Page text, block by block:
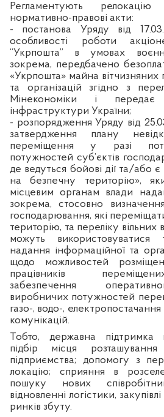
Регламентують релокацію
нормативно-правові акти:
- постанова Уряду від
особливості роботи
“Укрпошта” в умовах
зокрема, передбачено
«Укрпошта» майна вітчизняних
та організацій згідно з
Мінекономіки і передає
інфраструктури України;
- розпорядження Уряду від
затвердження плану
переміщення у разі
потужностей суб’єктів
де ведуться бойові дії та/або
на безпечну територію»,
місцевим органам влади
зокрема, стосовно
господарювання, які
територію, та переліку
можуть використовуватися
надання інформаційної та
щодо можливостей
працівників
забезпечення
виробничих потужностей
газо-, водо-,
комунікацій.
Тобто, державна підтримка
підбір місця
підприємства; допомогу з
локацію; сприяння в
пошуку нових
відновленні логістики,
ринків збуту.